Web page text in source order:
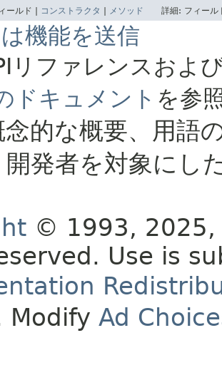
ールド | コンストラクタ メソッド 詳細: フィー
機能を送信
リファレンスおよ
ドキュメント を参
的な概要、用語
発者を対象にし
© 1993,
Use is
Modify Ad